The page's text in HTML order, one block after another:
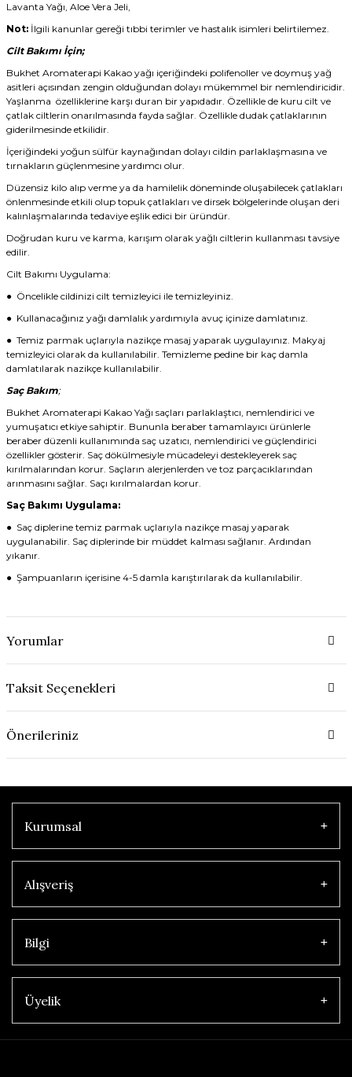
Lavanta Yağı, Aloe Vera Jeli,
Not: İlgili kanunlar gereği tıbbi terimler ve hastalık isimleri belirtilemez.
Cilt Bakımı İçin;
Bukhet Aromaterapi Kakao yağı içeriğindeki polifenoller ve doymuş yağ
asitleri açısından zengin olduğundan dolayı mükemmel bir nemlendiricidir.
Yaşlanma özelliklerine karşı duran bir yapıdadır. Özellikle de kuru cilt ve
çatlak ciltlerin onarılmasında fayda sağlar. Özellikle dudak çatlaklarının
giderilmesinde etkilidir.
İçeriğindeki yoğun sülfür kaynağından dolayı cildin parlaklaşmasına ve
tırnakların güçlenmesine yardımcı olur.
Düzensiz kilo alıp verme ya da hamilelik döneminde oluşabilecek çatlakları
önlenmesinde etkili olup topuk çatlakları ve dirsek bölgelerinde oluşan deri
kalınlaşmalarında tedaviye eşlik edici bir üründür.
Doğrudan kuru ve karma, karışım olarak yağlı ciltlerin kullanması tavsiye
edilir.
Cilt Bakımı Uygulama:
● Öncelikle cildinizi cilt temizleyici ile temizleyiniz.
● Kullanacağınız yağı damlalık yardımıyla avuç içinize damlatınız.
● Temiz parmak uçlarıyla nazikçe masaj yaparak uygulayınız. Makyaj
temizleyici olarak da kullanılabilir. Temizleme pedine bir kaç damla
damlatılarak nazikçe kullanılabilir.
Saç Bakım;
Bukhet Aromaterapi Kakao Yağı saçları parlaklaştıcı, nemlendirici ve
yumuşatıcı etkiye sahiptir. Bununla beraber tamamlayıcı ürünlerle
beraber düzenli kullanımında saç uzatıcı, nemlendirici ve güçlendirici
özellikler gösterir. Saç dökülmesiyle mücadeleyi destekleyerek saç
kırılmalarından korur. Saçların alerjenlerden ve toz parçacıklarından
arınmasını sağlar. Saçı kırılmalardan korur.
Saç Bakımı Uygulama:
● Saç diplerine temiz parmak uçlarıyla nazikçe masaj yaparak
uygulanabilir. Saç diplerinde bir müddet kalması sağlanır. Ardından
yıkanır.
● Şampuanların içerisine 4-5 damla karıştırılarak da kullanılabilir.
Yorumlar
Taksit Seçenekleri
Önerileriniz
Kurumsal
Alışveriş
Bilgi
Üyelik